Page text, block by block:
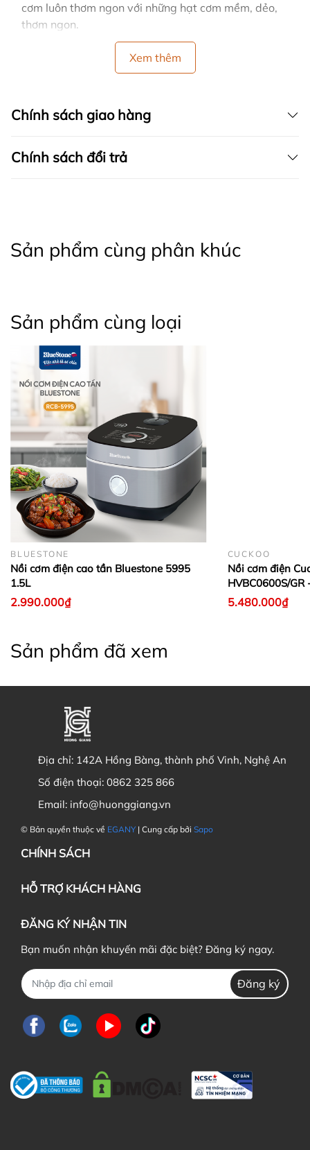
cơm luôn thơm ngon với những hạt cơm mềm, dẻo,
thơm ngon.
Xem thêm
Chính sách giao hàng
Chính sách đổi trả
Sản phẩm cùng phân khúc
Sản phẩm cùng loại
BLUESTONE
Nồi cơm điện cao tần Bluestone 5995
1.5L
2.990.000₫
CUCKOO
Nồi cơm điện
HVBC0600S/GR
5.480.000₫
Sản phẩm đã xem
Địa chỉ: 142A Hồng Bàng, thành phố Vinh, Nghệ An
Số điện thoại: 0862 325 866
Email: info@huonggiang.vn
© Bản quyền thuộc về EGANY | Cung cấp bởi Sapo
CHÍNH SÁCH
HỖ TRỢ KHÁCH HÀNG
ĐĂNG KÝ NHẬN TIN
Bạn muốn nhận khuyến mãi đặc biệt? Đăng ký ngay.
Đăng ký